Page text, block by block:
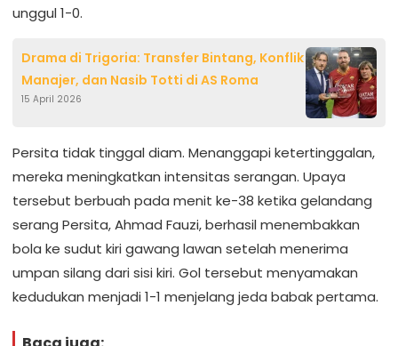
unggul 1-0.
Drama di Trigoria: Transfer Bintang, Konflik
Manajer, dan Nasib Totti di AS Roma
15 April 2026
Persita tidak tinggal diam. Menanggapi ketertinggalan,
mereka meningkatkan intensitas serangan. Upaya
tersebut berbuah pada menit ke-38 ketika gelandang
serang Persita, Ahmad Fauzi, berhasil menembakkan
bola ke sudut kiri gawang lawan setelah menerima
umpan silang dari sisi kiri. Gol tersebut menyamakan
kedudukan menjadi 1-1 menjelang jeda babak pertama.